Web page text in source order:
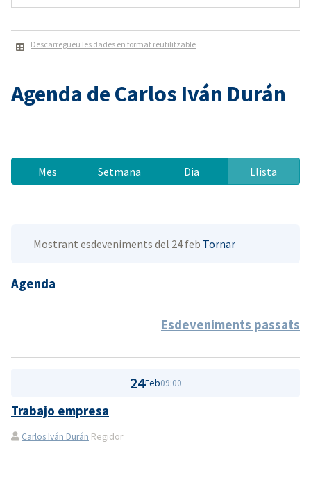
Descarregueu les dades en format reutilitzable
Agenda de Carlos Iván Durán
Mes Setmana Dia Llista
Mostrant esdeveniments del 24 feb Tornar
Agenda
Esdeveniments passats
24Feb09:00
Trabajo empresa
Carlos Iván Durán Regidor